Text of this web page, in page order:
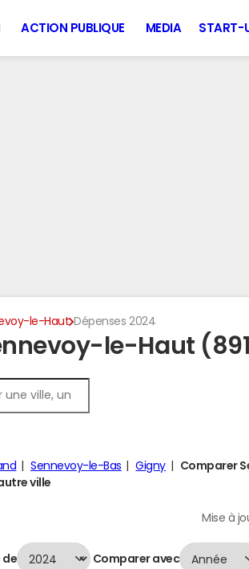
ACTION PUBLIQUE MEDIA START-
le-Haut Dépenses 2024
le-Haut
Sennevoy-le-Bas Gigny
Comparer
ville
Mise à
de Comparer avec